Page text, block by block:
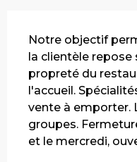
Notre objectif
la clientèle repose
propreté du
l'accueil.
vente à emporter.
groupes.
et le mercredi,